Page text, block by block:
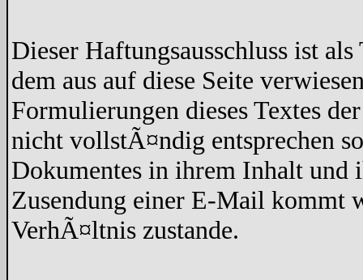
Dieser Haftungsausschluss ist
dem aus auf diese Seite
Formulierungen dieses Textes
nicht vollstÃ¤ndig entsprechen
Dokumentes in ihrem Inhalt
Zusendung einer E-Mail kommt
VerhÃ¤ltnis zustande.